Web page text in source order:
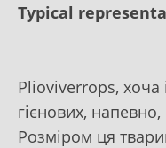
Typical
Plioviverrops, хоча
гієнових,
Розміром ця